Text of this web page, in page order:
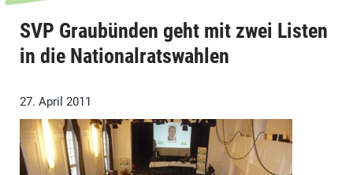
SVP Graubünden geht mit zwei Listen
in die Nationalratswahlen
27. April 2011